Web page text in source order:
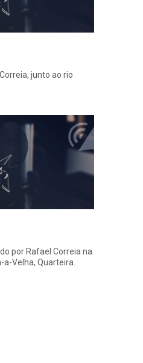
junto ao rio
por Rafael Correia na
a-Velha, Quarteira.